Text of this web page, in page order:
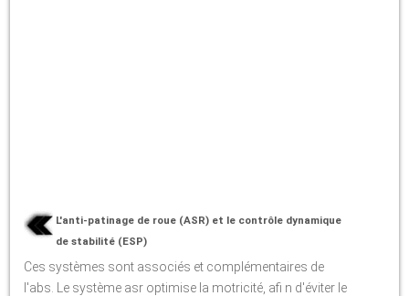
L'anti-patinage de roue (ASR) et le contrôle dynamique
de stabilité (ESP)
Ces systèmes sont associés et complémentaires de
l'abs. Le système asr optimise la motricité, afi n d'éviter le